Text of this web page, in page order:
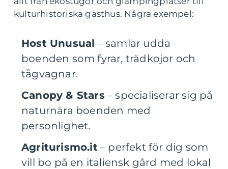
kulturhistoriska gästhus. Några exempel:
Host Unusual – samlar udda
boenden som fyrar, trädkojor och
tågvagnar.
Canopy & Stars – specialiserar sig på
naturnära boenden med
personlighet.
Agriturismo.it– perfekt för dig som
vill bo på en italiensk gård med lokal